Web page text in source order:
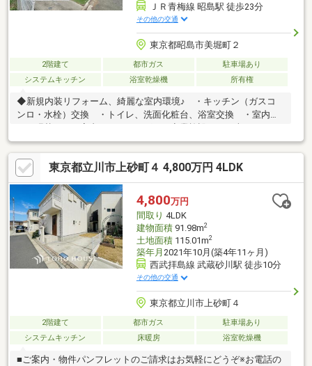
ＪＲ青梅線 昭島駅 徒歩23分
その他の交通
東京都昭島市美堀町２
2階建て 都市ガス
駐車場あり
システムキッチン
浴室乾燥機 所有権
◆新規内装リフォーム、綺麗な室内環境♪ ・キッチン（ガスコ
ンロ・水栓）交換 ・トイレ、洗面化粧台、浴室交換 ・室内ク
良好です～ ・現在は空室のため、平日・休日を問わずいつでも
見学が可能です ・南向きのリビングは太陽の光が差し込む明る
い空間です ・リフォーム済みのお部屋なので気持ちよく見学が
可能です【資料請求】【見学予約】結びエステートまでお気軽に
お電話ください！TEL042-510-9183
東京都立川市上砂町４ 4,800万円 4LDK
4,800万円
間取り 4LDK
建物面積91.98m2
土地面積115.01m2
築年月 2021年10月(築4年11ヶ月)
西武拝島線 武蔵砂川駅 徒歩10分
その他の交通
東京都立川市上砂町４
2階建て 都市ガス
駐車場あり
システムキッチン
床暖房 浴室乾燥機
■ご案内・物件パンフレットのご請求はお気軽にどうぞ※お電話の